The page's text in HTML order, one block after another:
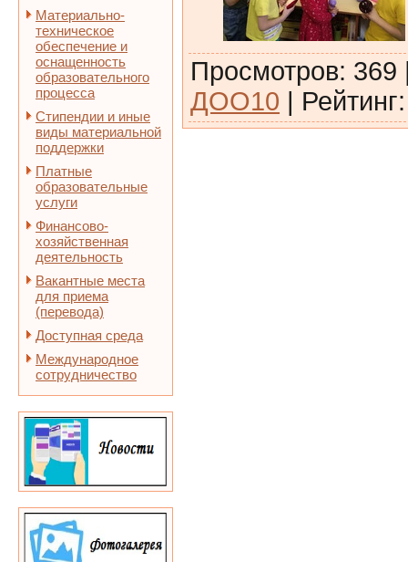
Материально-
техническое
обеспечение и
оснащенность
образовательного
процесса
Стипендии и иные
виды материальной
поддержки
Платные
образовательные
услуги
Финансово-
хозяйственная
деятельность
Вакантные места
для приема
(перевода)
Доступная среда
Международное
сотрудничество
Просмотров: 369
ДОО10 | Рейтинг: